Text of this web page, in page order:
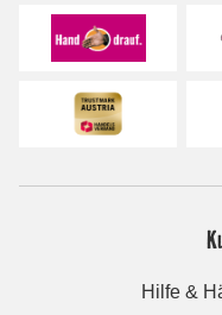
Hilfe &